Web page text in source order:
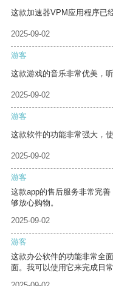
这款加速器VPM应用程序已
2025-09-02
游客
这款游戏的音乐非常优美，
2025-09-02
游客
这款软件的功能非常强大，
2025-09-02
游客
这款app的售后服务非常完
够放心购物。
2025-09-02
游客
这款办公软件的功能非常全
面。我可以使用它来完成日